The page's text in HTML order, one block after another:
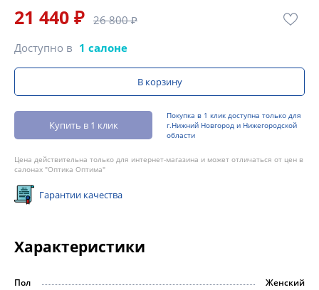
21 440 ₽ 26 800 ₽
Доступно в 1 салоне
В корзину
Купить в 1 клик
Покупка в 1 клик доступна только для
г.Нижний Новгород и Нижегородской
области
Цена действительна только для интернет-магазина и может отличаться от цен в
салонах "Оптика Оптима"
Гарантии качества
Характеристики
Пол
Женский